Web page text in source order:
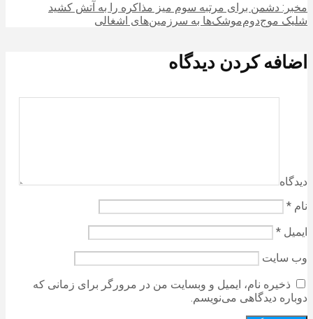
مخبر: دشمن برای مرتبه سوم میز مذاکره را به آتش کشید
شلیک موج‌دوم‌موشک‌ها به سرزمین‌های اشغالی
اضافه کردن دیدگاه
دیدگاه
نام *
ایمیل *
وب‌ سایت
ذخیره نام، ایمیل و وبسایت من در مرورگر برای زمانی که
دوباره دیدگاهی می‌نویسم.